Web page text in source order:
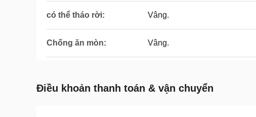
có thể tháo rời: Vâng.
Chống ăn mòn: Vâng.
Điều khoản thanh toán & vận chuyển